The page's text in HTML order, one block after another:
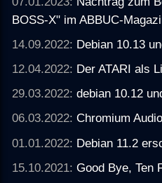
BOSS-X" im ABBUC-
14.09.2022: Debian 10.13
12.04.2022: Der ATARI als
29.03.2022:debian 10.12
06.03.2022:Chromium
01.01.2022: Debian 11.2
15.10.2021:Good Bye, Ten